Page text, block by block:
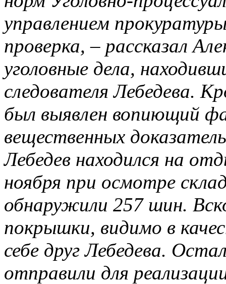
управлением
проверка, – рассказал
уголовные дела,
следователя Лебедева.
был выявлен вопиющий
вещественных
Лебедев находился на
ноября при осмотре
обнаружили 257 шин.
покрышки, видимо в
себе друг Лебедева.
отправили для